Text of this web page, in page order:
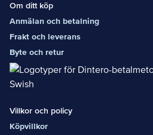
Om ditt köp
Anmälan och betalning
Frakt och leverans
Byte och retur
Villkor och policy
Köpvillkor